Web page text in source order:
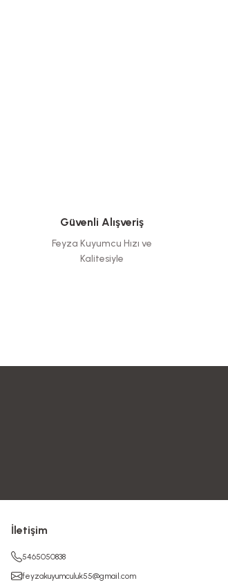
Güvenli Alışveriş
Feyza Kuyumcu Hızı ve
Kalitesiyle
İletişim
5465050838
feyzakuyumculuk55@gmail.com